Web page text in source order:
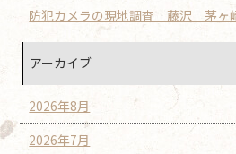
防犯カメラの現地調査 藤沢 茅
アーカイブ
2026年8月
2026年7月